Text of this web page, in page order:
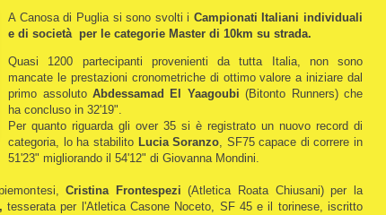
A Canosa di Puglia si sono svolti i Campionati Italiani individuali
e di società per le categorie Master di 10km su strada.
Quasi 1200 partecipanti provenienti da tutta Italia, non sono
mancate le prestazioni cronometriche di ottimo valore a iniziare dal
primo assoluto Abdessamad El Yaagoubi(Bitonto Runners) che
ha concluso in 32'19".
Per quanto riguarda gli over 35 si è registrato un nuovo record di
categoria, lo ha stabilitoLucia Soranzo, SF75 capace di correre in
51'23" migliorando il 54'12" di Giovanna Mondini.
Cristina Frontespezi(Atletica Roata Chiusani) per la
tesserata per l'Atletica Casone Noceto, SF 45 e il torinese, iscritto